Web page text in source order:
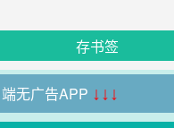
存书签
无广告APP ↓↓↓